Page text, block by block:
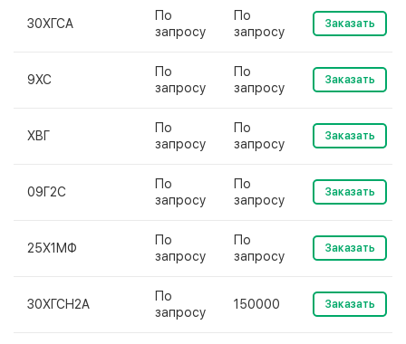
30ХГСА
По
запросу
По
запросу
Заказать
9ХС
По
запросу
По
запросу
Заказать
ХВГ
По
запросу
По
запросу
Заказать
09Г2С
По
запросу
По
запросу
Заказать
25Х1МФ
По
запросу
По
запросу
Заказать
30ХГСН2А
По
запросу
150000 Заказать